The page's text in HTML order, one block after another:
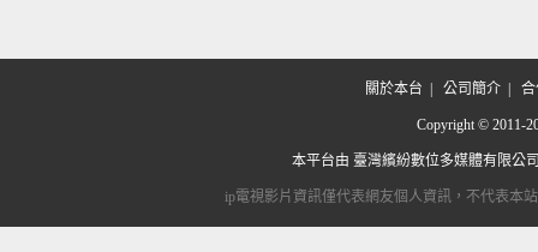
關於本台 公司簡介| 合
Copyright © 2011-
本平台由 臺灣繽紛數位多媒體有限公
ip電視影片資訊僅代表網友個人資訊，不代表本